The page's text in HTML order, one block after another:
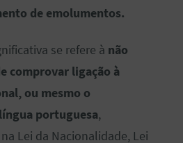
de emolumentos.
se refere à não
comprovar ligação à
ou mesmo o
portuguesa,
Lei da Nacionalidade, Lei